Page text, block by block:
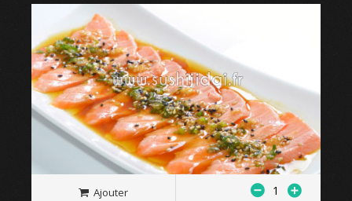
Ajouter